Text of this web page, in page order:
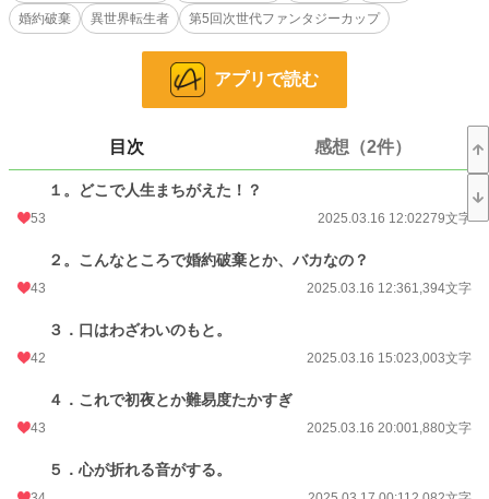
小説 37,129 位 / 228,618 件
5,817 位 / 53,262 件
7 pt
289,983
初回公開日時 2025.03.09 12:36
累計ポイント
婚約破棄
異世界転生者 第5回次世代ファンタジーカップ
アプリで読む
目次 感想（2件）
１。どこで人生まちがえた！？
53 2025.03.16 12:02279文字
２。こんなところで婚約破棄とか、バカなの？
43 2025.03.16 12:361,394文字
３．口はわざわいのもと。
42 2025.03.16 15:023,003文字
４．これで初夜とか難易度たかすぎ
43 2025.03.16 20:001,880文字
５．心が折れる音がする。